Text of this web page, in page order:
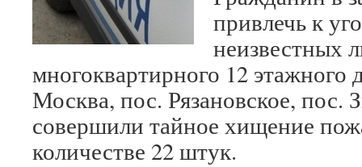
привлечь к
неизвестных
многоквартирного 12 этажного
Москва, пос. Рязановское, пос.
совершили тайное хищение
количестве 22 штук.